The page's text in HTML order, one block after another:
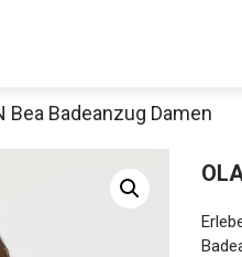
Bea Badeanzug Damen